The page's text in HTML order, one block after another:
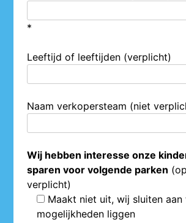
*
Leeftijd of leeftijden (verplicht)
Naam verkopersteam (niet
Wij hebben interesse onze
sparen voor volgende parken
verplicht)
Maakt niet uit, wij sluiten aan
mogelijkheden liggen